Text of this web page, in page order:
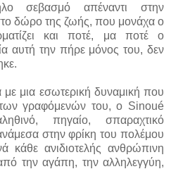
σεβασμό απέναντι στην
δώρο της ζωής, που μονάχα ο
και ποτέ, μα ποτέ ο
αυτή την πήρε μόνος του, δεν
μια εσωτερική δυναμική που
γραφόμενών του, ο Sinoué
πηγαίο, σπαραχτικό
στην φρίκη του πολέμου
κάθε ανιδιοτελής ανθρώπινη
την αγάπη, την αλληλεγγύη,